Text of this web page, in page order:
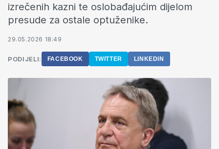
izrečenih kazni te oslobađajućim dijelom
presude za ostale optuženike.
29.05.2026 18:49
PODIJELI: FACEBOOK TWITTER LINKEDIN